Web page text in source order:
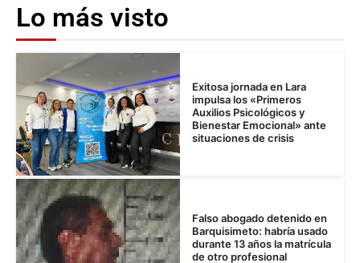
Lo más visto
Exitosa jornada en Lara
impulsa los «Primeros
Auxilios Psicológicos y
Bienestar Emocional» ante
situaciones de crisis
Falso abogado detenido en
Barquisimeto: habría usado
durante 13 años la matrícula
de otro profesional